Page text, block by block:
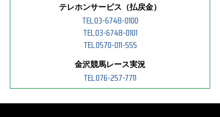
テレホンサービス（払戻金）
TEL.03-6748-0100
TEL.03-6748-0101
TEL.0570-011-555
金沢競馬レース実況
TEL.076-257-7711